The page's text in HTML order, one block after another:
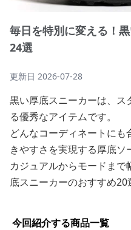
毎日を特別に変える！
24選
更新日 2026-07-28
黒い厚底スニーカーは、ス
る優秀なアイテムです。
どんなコーディネートに
きやすさを実現する厚底ソ
カジュアルからモードま
底スニーカーのおすすめ20
今回紹介する商品一覧